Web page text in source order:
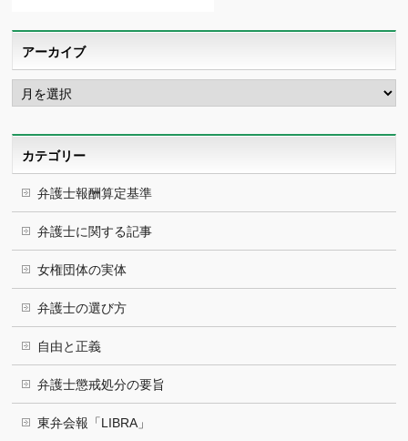
アーカイブ
ア
ー
カ
カテゴリー
弁護士報酬算定基準
弁護士に関する記事
女権団体の実体
弁護士の選び方
自由と正義
弁護士懲戒処分の要旨
東弁会報「LIBRA」